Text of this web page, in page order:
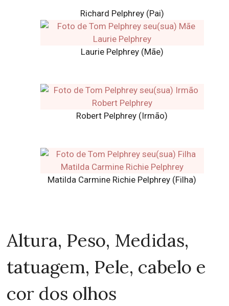
Richard Pelphrey (Pai)
Laurie Pelphrey (Mãe)
Robert Pelphrey (Irmão)
Matilda Carmine Richie Pelphrey (Filha)
Altura, Peso, Medidas,
tatuagem, Pele, cabelo e
cor dos olhos